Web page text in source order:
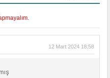
12 Mart 2024 18:58